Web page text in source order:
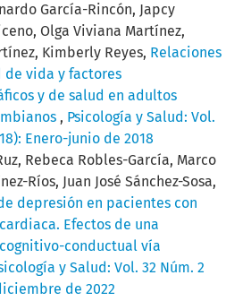
García-Rincón, Japcy
Olga Viviana Martínez,
Kimberly Reyes, Relaciones
vida y factores
y de salud en adultos
, Psicología y Salud: Vol.
Enero-junio de 2018
Rebeca Robles-García, Marco
Ríos, Juan José Sánchez-Sosa,
depresión en pacientes con
Efectos de una
conductual vía
y Salud: Vol. 32 Núm. 2
de 2022